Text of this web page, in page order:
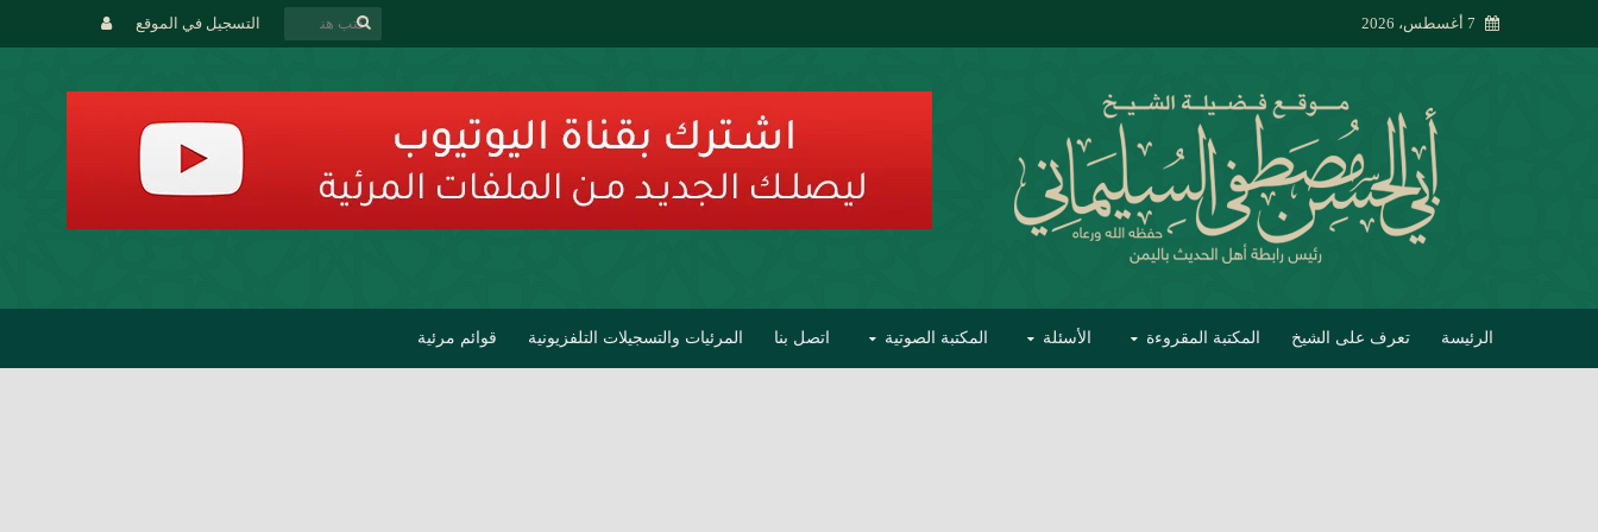
التسجيل في الموقع 7 أغسطس، 2026
الرئيسة تعرف على الشيخ المكتبة المقروءة الأسئلة المكتبة الصوتية اتصل بنا المرئيات والتسجيلات التلفزيونية قوائم مرئية